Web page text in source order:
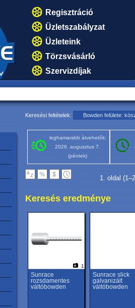
Regisztráció
Üzletszabályzat
Üzleteink
Törzsvásárló
Szervizdíjak
Keresési feltételek: Bowden felülete:
leghamarabb átvehetők:
2026. augusztus 7.
(péntek)
1. oldal
Keresés eredménye
1
Sunrace
rozsdamentes
váltóbowden
Sunrace slick
galvanizált
váltóbowden